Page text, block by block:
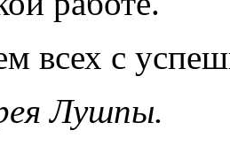
всех с
Лушпы.